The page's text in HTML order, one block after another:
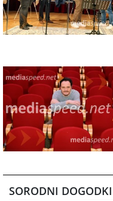
SORODNI DOGODKI